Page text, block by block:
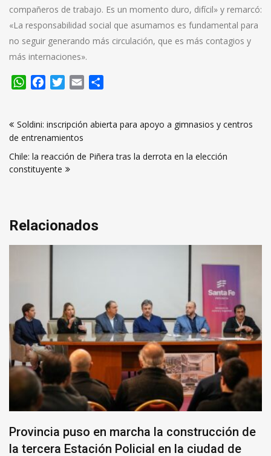
compañeros de trabajo. Es un momento duro, difícil» y remarcó:
«La responsabilidad social que asumamos es fundamental para
no seguir generando más circulación, que es más contagios y
más internaciones».
WhatsApp
FacebookTwitter
Email
de
entradas
Soldini: inscripción abierta para apoyo a gimnasios y centros
de entrenamientos
Chile: la reacción de Piñera tras la derrota en la elección
constituyente
Relacionados
Provincia puso en marcha la construcción de
la tercera Estación Policial en la ciudad de